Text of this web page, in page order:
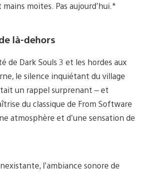
moites. Pas aujourd’hui.*
là-dehors
de Dark Souls 3 et les hordes aux
le silence inquiétant du village
un rappel surprenant – et
du classique de From Software
atmosphère et d’une sensation de
l’ambiance sonore de